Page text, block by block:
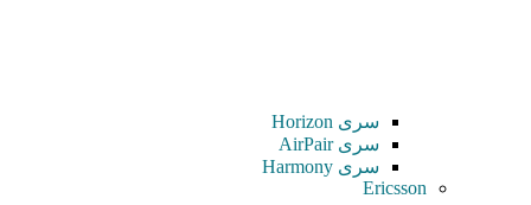
سری Horizon
سری AirPair
سری Harmony
Ericsson